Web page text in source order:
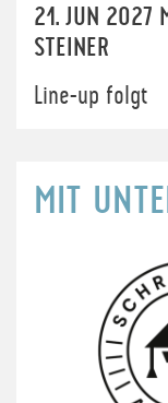
21. JUN 2027
STEINER
Line-up folgt
MIT